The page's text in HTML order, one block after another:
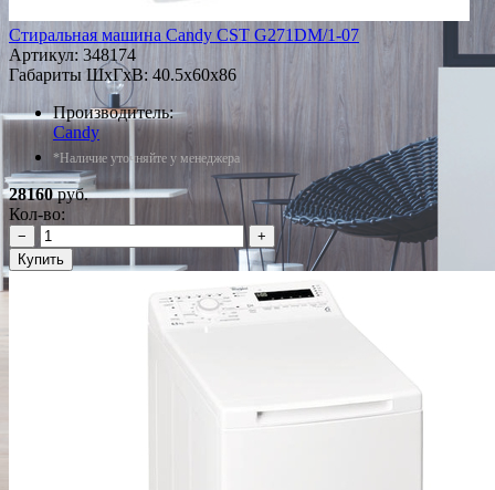
Стиральная машина Candy CST G271DM/1-07
Артикул: 348174
Габариты ШxГxВ: 40.5x60x86
Производитель:
Candy
*Наличие уточняйте у менеджера
28160руб.
Кол-во:
−
+
Купить